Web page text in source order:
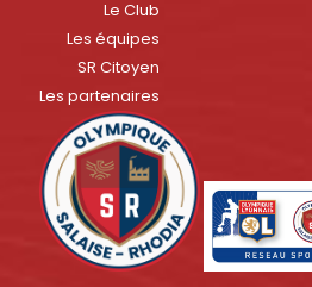
Le Club
Les équipes
SR Citoyen
Les partenaires